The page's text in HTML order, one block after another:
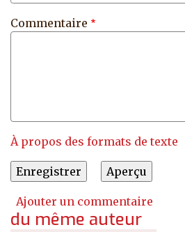
Commentaire
À propos des formats de texte
Ajouter un commentaire
du même auteur